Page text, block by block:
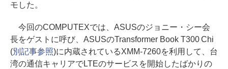
モした。
今回のCOMPUTEXでは、ASUSのジョニー・シー会
長をゲストに呼び、ASUSのTransformer Book T300 Chi
(別記事参照)に内蔵されているXMM-7260を利用して、台
湾の通信キャリアでLTEのサービスを開始したばかりの